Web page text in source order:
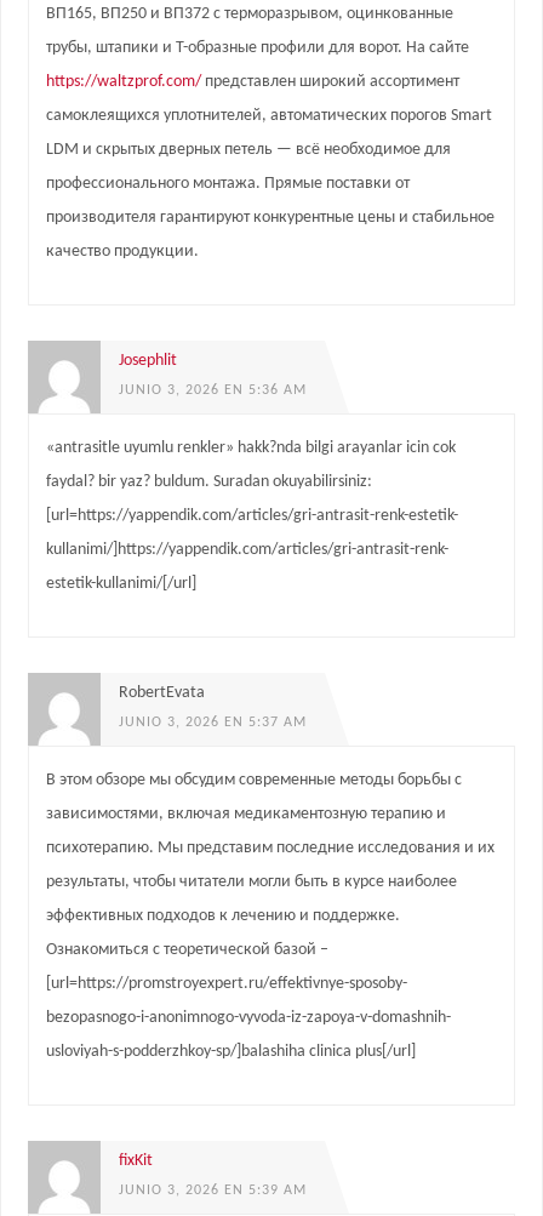
ВП165, ВП250 и ВП372 с терморазрывом, оцинкованные
трубы, штапики и Т-образные профили для ворот. На сайте
https://waltzprof.com/представлен широкий ассортимент
самоклеящихся уплотнителей, автоматических порогов Smart
LDM и скрытых дверных петель — всё необходимое для
профессионального монтажа. Прямые поставки от
производителя гарантируют конкурентные цены и стабильное
качество продукции.
Josephlit
JUNIO 3, 2026 EN 5:36 AM
«antrasitle uyumlu renkler» hakk?nda bilgi arayanlar icin cok
faydal? bir yaz? buldum. Suradan okuyabilirsiniz:
[url=https://yappendik.com/articles/gri-antrasit-renk-estetik-
kullanimi/]https://yappendik.com/articles/gri-antrasit-renk-
estetik-kullanimi/[/url]
RobertEvata
JUNIO 3, 2026 EN 5:37 AM
В этом обзоре мы обсудим современные методы борьбы с
зависимостями, включая медикаментозную терапию и
психотерапию. Мы представим последние исследования и их
результаты, чтобы читатели могли быть в курсе наиболее
эффективных подходов к лечению и поддержке.
Ознакомиться с теоретической базой –
[url=https://promstroyexpert.ru/effektivnye-sposoby-
bezopasnogo-i-anonimnogo-vyvoda-iz-zapoya-v-domashnih-
usloviyah-s-podderzhkoy-sp/]balashiha clinica plus[/url]
fixKit
JUNIO 3, 2026 EN 5:39 AM